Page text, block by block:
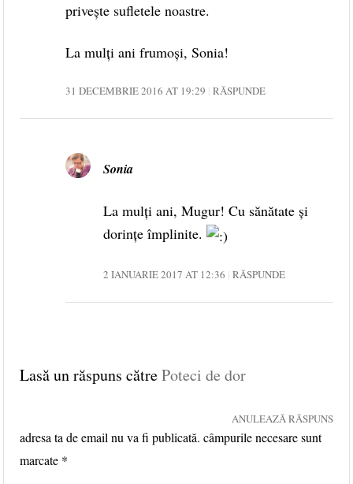
privește sufletele noastre.
La mulți ani frumoși, Sonia!
31 DECEMBRIE 2016 AT 19:29 RĂSPUNDE
Sonia
La mulți ani, Mugur! Cu sănătate și
dorințe împlinite.
2 IANUARIE 2017 AT 12:36 RĂSPUNDE
Lasă un răspuns cătrePoteci de dor
ANULEAZĂ RĂSPUNS
adresa ta de email nu va fi publicată. câmpurile necesare sunt
marcate *